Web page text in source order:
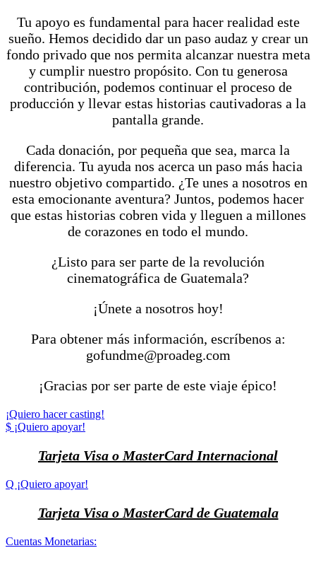
Tu apoyo es fundamental para hacer realidad este
sueño. Hemos decidido dar un paso audaz y crear un
fondo privado que nos permita alcanzar nuestra meta
y cumplir nuestro propósito. Con tu generosa
contribución, podemos continuar el proceso de
producción y llevar estas historias cautivadoras a la
pantalla grande.
Cada donación, por pequeña que sea, marca la
diferencia. Tu ayuda nos acerca un paso más hacia
nuestro objetivo compartido. ¿Te unes a nosotros en
esta emocionante aventura? Juntos, podemos hacer
que estas historias cobren vida y lleguen a millones
de corazones en todo el mundo.
¿Listo para ser parte de la revolución
cinematográfica de Guatemala?
¡Únete a nosotros hoy!
Para obtener más información, escríbenos a:
gofundme@proadeg.com
¡Gracias por ser parte de este viaje épico!
¡Quiero hacer casting!
$ ¡Quiero apoyar!
Tarjeta Visa o MasterCard Internacional
Q ¡Quiero apoyar!
Tarjeta Visa o MasterCard de Guatemala
Cuentas Monetarias: